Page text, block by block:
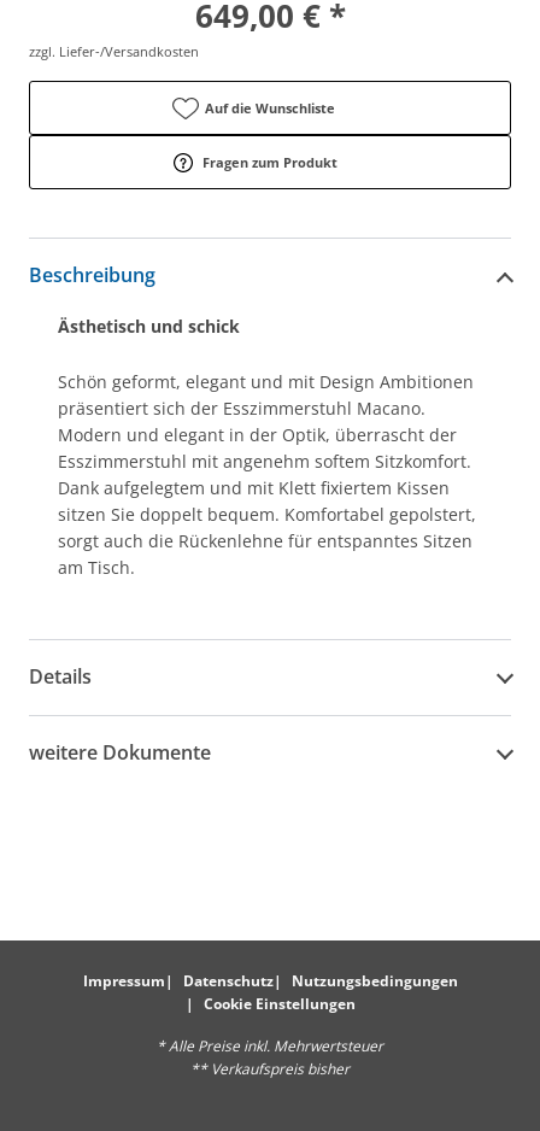
649,00 € *
zzgl. Liefer-/Versandkosten
Auf die Wunschliste
Fragen zum Produkt
Beschreibung
Ästhetisch und schick
Schön geformt, elegant und mit Design Ambitionen
präsentiert sich der Esszimmerstuhl Macano.
Modern und elegant in der Optik, überrascht der
Esszimmerstuhl mit angenehm softem Sitzkomfort.
Dank aufgelegtem und mit Klett fixiertem Kissen
sitzen Sie doppelt bequem. Komfortabel gepolstert,
sorgt auch die Rückenlehne für entspanntes Sitzen
am Tisch.
Details
weitere Dokumente
Impressum Datenschutz
Nutzungsbedingungen
Cookie Einstellungen
* Alle Preise inkl. Mehrwertsteuer
** Verkaufspreis bisher